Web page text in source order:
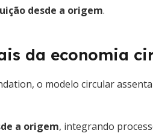
desde a origem.
da economia
o modelo circular
a origem, integrando